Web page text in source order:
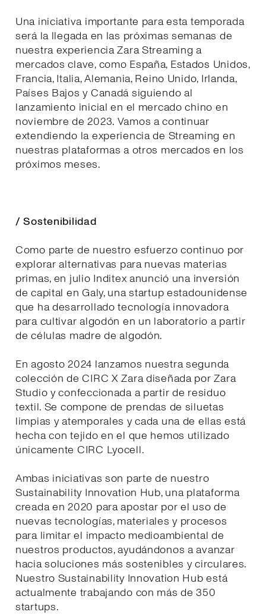
Una iniciativa importante para esta temporada
será la llegada en las próximas semanas de
nuestra experiencia Zara Streaming a
mercados clave, como España, Estados Unidos,
Francia, Italia, Alemania, Reino Unido, Irlanda,
Países Bajos y Canadá siguiendo al
lanzamiento inicial en el mercado chino en
noviembre de 2023. Vamos a continuar
extendiendo la experiencia de Streaming en
nuestras plataformas a otros mercados en los
próximos meses.
/ Sostenibilidad
Como parte de nuestro esfuerzo continuo por
explorar alternativas para nuevas materias
primas, en julio Inditex anunció una inversión
de capital en Galy, una startup estadounidense
que ha desarrollado tecnología innovadora
para cultivar algodón en un laboratorio a partir
de células madre de algodón.
En agosto 2024 lanzamos nuestra segunda
colección de CIRC X Zara diseñada por Zara
Studio y confeccionada a partir de residuo
textil. Se compone de prendas de siluetas
limpias y atemporales y cada una de ellas está
hecha con tejido en el que hemos utilizado
únicamente CIRC Lyocell.
Ambas iniciativas son parte de nuestro
Sustainability Innovation Hub, una plataforma
creada en 2020 para apostar por el uso de
nuevas tecnologías, materiales y procesos
para limitar el impacto medioambiental de
nuestros productos, ayudándonos a avanzar
hacia soluciones más sostenibles y circulares.
Nuestro Sustainability Innovation Hub está
actualmente trabajando con más de 350
startups.